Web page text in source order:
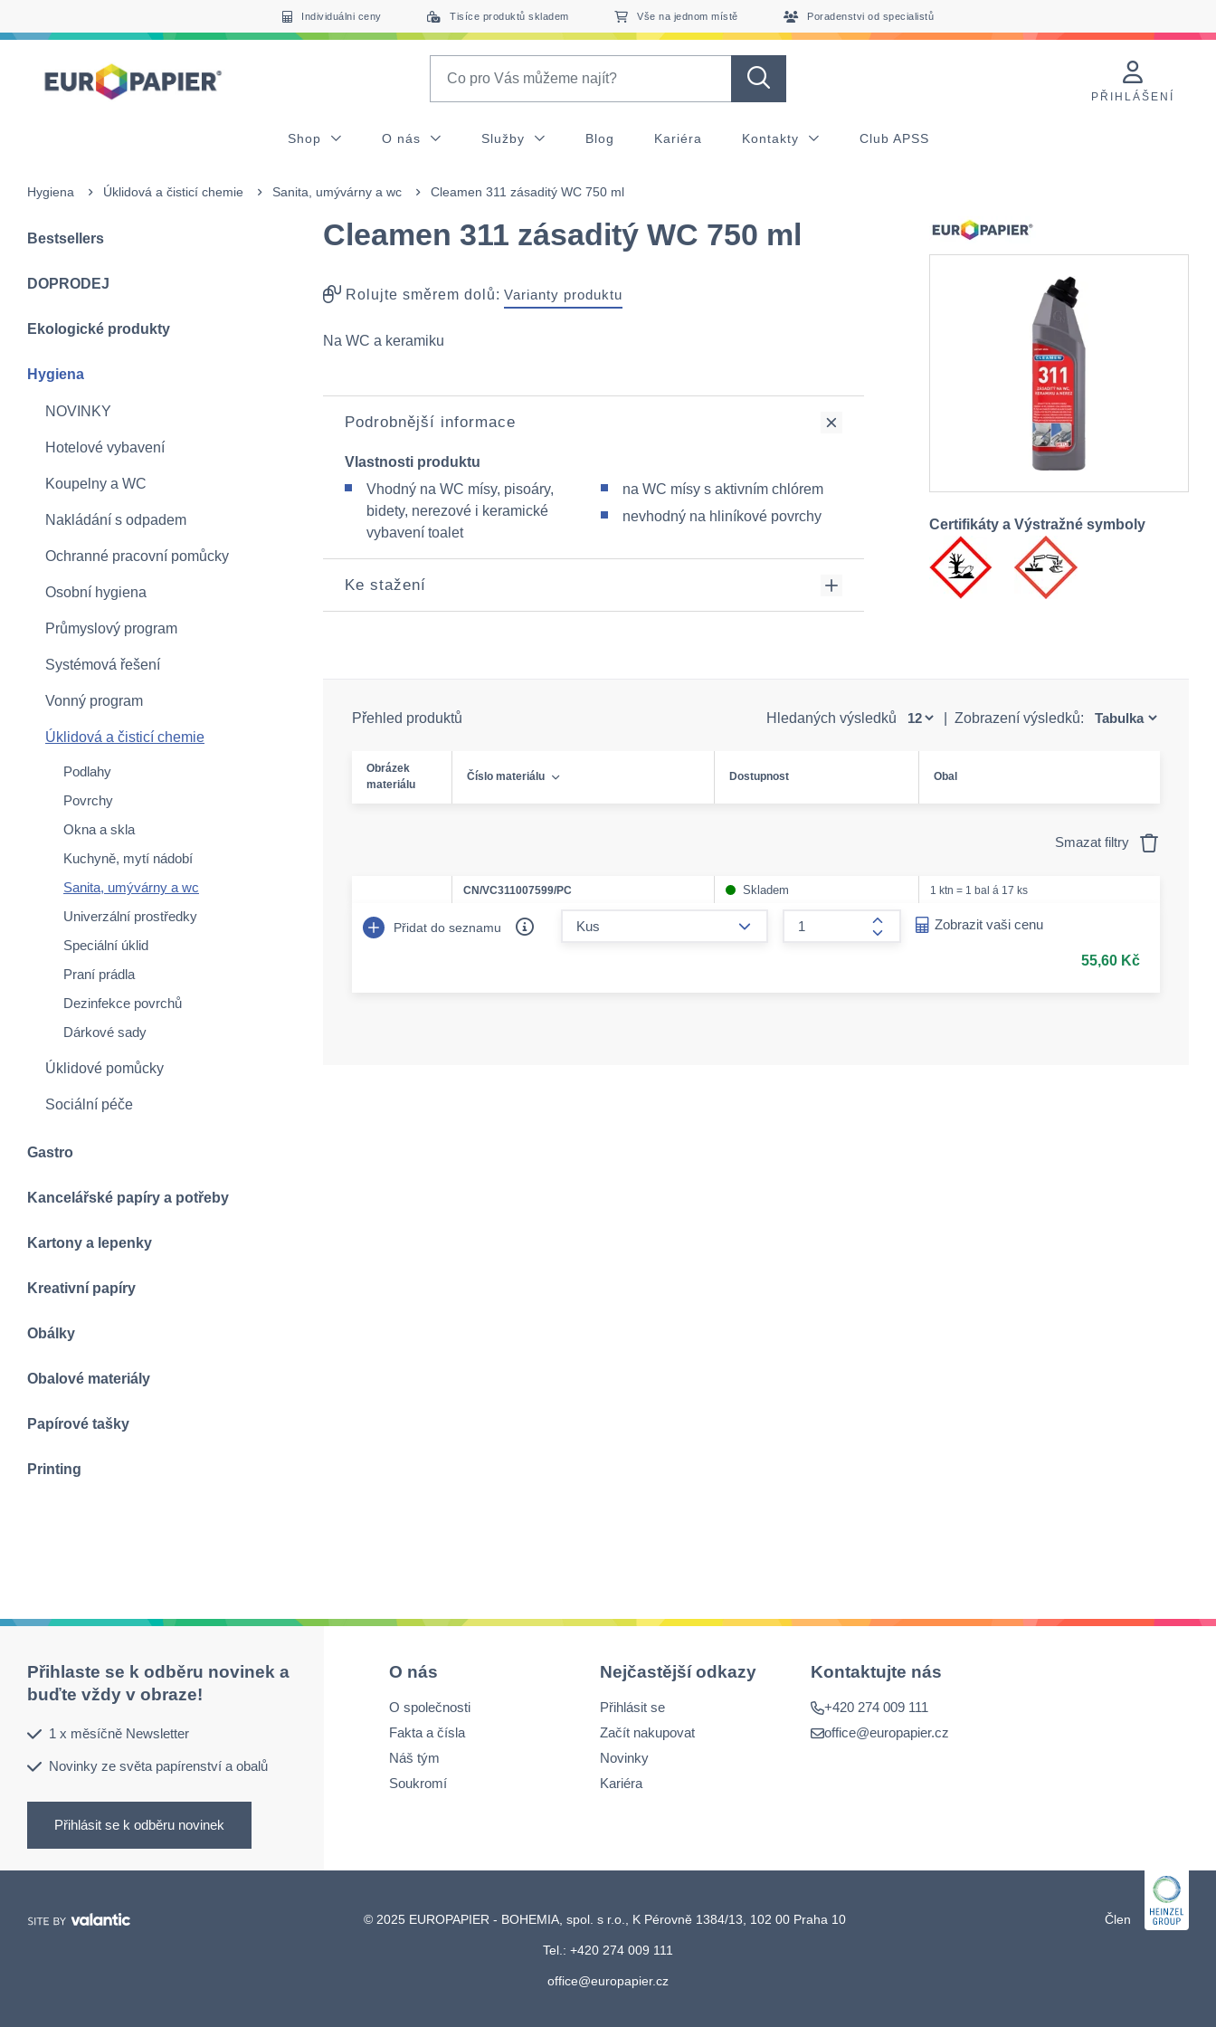
Individuálni ceny Tisíce produktů skladem Vše na jednom místě Poradenstvi od specialistů
PŘIHLÁŠENÍ
Shop O nás Služby Blog Kariéra Kontakty Club APSS
Hygiena Úklidová a čisticí chemie Sanita, umývárny a wc Cleamen 311 zásaditý WC 750 ml
Bestsellers
DOPRODEJ
Ekologické produkty
Hygiena
NOVINKY
Hotelové vybavení
Koupelny a WC
Nakládání s odpadem
Ochranné pracovní pomůcky
Osobní hygiena
Průmyslový program
Systémová řešení
Vonný program
Úklidová a čisticí chemie
Podlahy
Povrchy
Okna a skla
Kuchyně, mytí nádobí
Sanita, umývárny a wc
Univerzální prostředky
Speciální úklid
Praní prádla
Dezinfekce povrchů
Dárkové sady
Úklidové pomůcky
Sociální péče
Gastro
Kancelářské papíry a potřeby
Kartony a lepenky
Kreativní papíry
Obálky
Obalové materiály
Papírové tašky
Printing
Cleamen 311 zásaditý WC 750 ml
Rolujte směrem dolů: Varianty produktu
Na WC a keramiku
Podrobnější informace
Vlastnosti produktu
Vhodný na WC mísy, pisoáry,
bidety, nerezové i keramické
vybavení toalet
na WC mísy s aktivním chlórem
nevhodný na hliníkové povrchy
Ke stažení
Certifikáty a Výstražné symboly
Přehled produktů Hledaných výsledků Zobrazení výsledků:
Obrázek
materiálu
Číslo materiálu Dostupnost Obal
Smazat filtry
CN/VC311007599/PC Skladem 1 ktn = 1 bal á 17 ks
Přidat do seznamu
form.increase-amount
Zobrazit vaši cenu
55,60 Kč
Přihlaste se k odběru novinek a
buďte vždy v obraze!
1 x měsíčně Newsletter
Novinky ze světa papírenství a obalů
Přihlásit se k odběru novinek
O nás
O společnosti
Fakta a čísla
Náš tým
Soukromí
Nejčastější odkazy
Přihlásit se
Začít nakupovat
Novinky
Kariéra
Kontaktujte nás
+420 274 009 111
office@europapier.cz
© 2025 EUROPAPIER - BOHEMIA, spol. s r.o., K Pérovně 1384/13, 102 00 Praha 10
Tel.: +420 274 009 111
office@europapier.cz
Člen